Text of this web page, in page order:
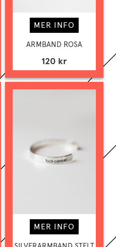
MER INFO
ARMBAND ROSA
120 kr
MER INFO